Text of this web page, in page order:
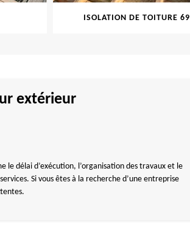
ISOLATION DE TOITURE 69
extérieur
délai d’exécution, l’organisation des travaux et le
Si vous êtes à la recherche d’une entreprise